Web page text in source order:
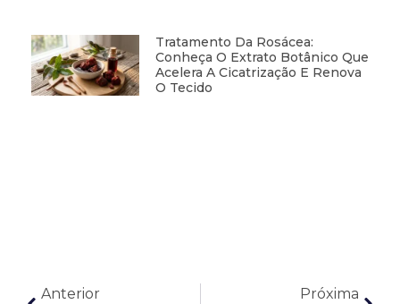
Tratamento Da Rosácea:
Conheça O Extrato Botânico Que
Acelera A Cicatrização E Renova
O Tecido
Anterior Próxima